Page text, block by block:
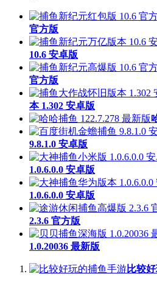
官方版
10.6 安卓版
官方版
本 1.302 安卓版
9.8.1.0 安卓版
1.0.6.0.0 安卓版
1.0.6.0.0 安卓版
2.3.6 官方版
1.0.20036 最新版
比较